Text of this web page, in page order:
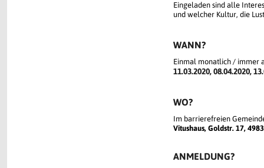
Eingeladen sind alle
und welcher Kultur, die
WANN?
Einmal monatlich / immer
11.03.2020, 08.04.2020,
WO?
Im barrierefreien
Vitushaus, Goldstr. 17,
ANMELDUNG?